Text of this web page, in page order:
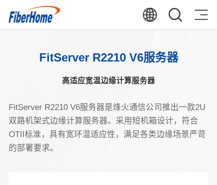
FitServer R2210 V6服务器
高适应宽温边缘计算服务器
FitServer R2210 V6服务器是烽火通信公司推出一款2U
双路机架式边缘计算服务器。采用短机箱设计，符合
OTII标准，具有宽环温适应性，满足各类边缘场景严苛
的部署要求。